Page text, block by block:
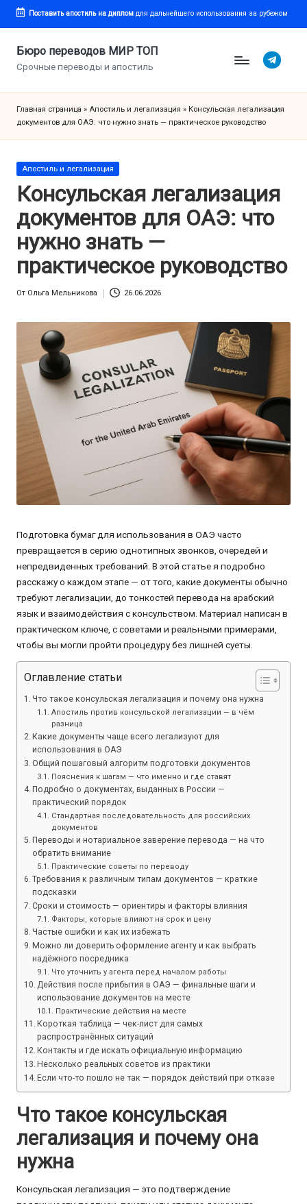
Перейти
содержимому
Поставить апостиль на дипломдля дальнейшего использования за рубежом
Бюро переводов МИР ТОП
Срочные переводы и апостиль
Telegram
Главная страница » Апостиль и легализация » Консульская легализация
документов для ОАЭ: что нужно знать — практическое руководство
Опубликовано
Апостиль и легализация
Консульская легализация
документов для ОАЭ: что
нужно знать —
практическое руководство
От Ольга Мельникова 26.06.2026
Подготовка бумаг для использования в ОАЭ часто
превращается в серию однотипных звонков, очередей и
непредвиденных требований. В этой статье я подробно
расскажу о каждом этапе — от того, какие документы обычно
требуют легализации, до тонкостей перевода на арабский
язык и взаимодействия с консульством. Материал написан в
практическом ключе, с советами и реальными примерами,
чтобы вы могли пройти процедуру без лишней суеты.
Оглавление статьи
Что такое консульская легализация и почему она нужна
Апостиль против консульской легализации — в чём
разница
Какие документы чаще всего легализуют для
использования в ОАЭ
Общий пошаговый алгоритм подготовки документов
Пояснения к шагам — что именно и где ставят
Подробно о документах, выданных в России —
практический порядок
Стандартная последовательность для российских
документов
Переводы и нотариальное заверение перевода — на что
обратить внимание
Практические советы по переводу
Требования к различным типам документов — краткие
подсказки
Сроки и стоимость — ориентиры и факторы влияния
Факторы, которые влияют на срок и цену
Частые ошибки и как их избежать
Можно ли доверить оформление агенту и как выбрать
надёжного посредника
Что уточнить у агента перед началом работы
Действия после прибытия в ОАЭ — финальные шаги и
использование документов на месте
Практические действия на месте
Короткая таблица — чек-лист для самых
распространённых ситуаций
Контакты и где искать официальную информацию
Несколько реальных советов из практики
Если что-то пошло не так — порядок действий при отказе
Что такое консульская
легализация и почему она
нужна
Консульская легализация — это подтверждение